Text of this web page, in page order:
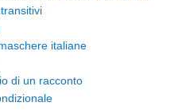
italiane
di un racconto